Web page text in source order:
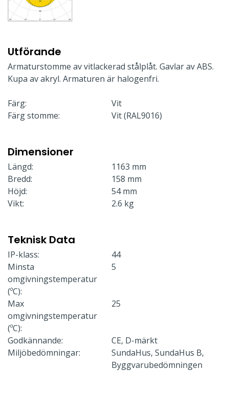
Utförande
Armaturstomme av vitlackerad stålplåt. Gavlar av ABS.
Kupa av akryl. Armaturen är halogenfri.
Färg:
Vit
Färg stomme:
Vit (RAL9016)
Dimensioner
Längd:
1163 mm
Bredd:
158 mm
Höjd:
54 mm
Vikt:
2.6 kg
Teknisk Data
IP-klass:
44
Minsta
omgivningstemperatur
(ºC):
5
Max
omgivningstemperatur
(ºC):
25
Godkännande:
CE, D-märkt
Miljöbedömningar:
SundaHus, SundaHus B,
Byggvarubedömningen